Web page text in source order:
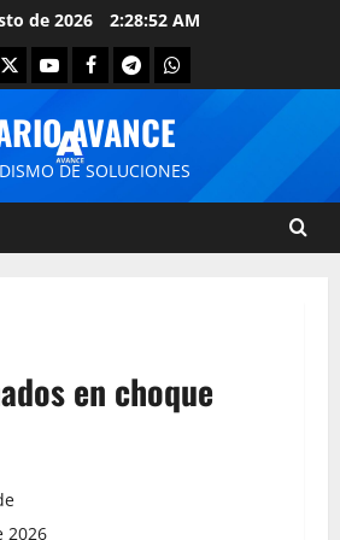
de 2026 2:28:53 AM
AVANCE
DE SOLUCIONES
en choque
2026